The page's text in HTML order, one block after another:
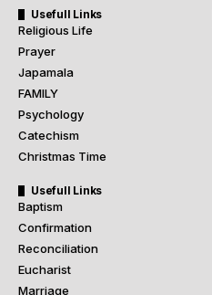
Usefull Links
Religious Life
Prayer
Japamala
FAMILY
Psychology
Catechism
Christmas Time
Usefull Links
Baptism
Confirmation
Reconciliation
Eucharist
Marriage